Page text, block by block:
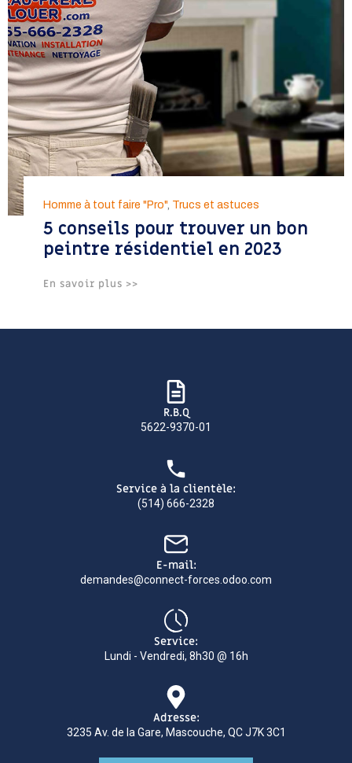
Homme à tout faire "Pro", Trucs et astuces
5 conseils pour trouver un bon
peintre résidentiel en 2023
En savoir plus >>
R.B.Q
5622-9370-01
Service à la clientèle:
(514) 666-2328
E-mail:
demandes@connect-forces.odoo.com
Service:
Lundi - Vendredi, 8h30 @ 16h
Adresse:
3235 Av. de la Gare, Mascouche, QC J7K 3C1